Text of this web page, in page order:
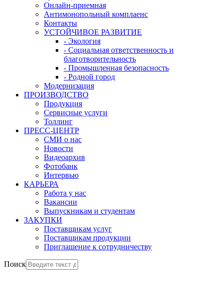
Онлайн-приемная
Антимонопольный комплаенс
Контакты
УСТОЙЧИВОЕ РАЗВИТИЕ
- Экология
- Социальная ответственность и
благотворительность
- Промышленная безопасность
- Родной город
Модернизация
ПРОИЗВОДСТВО
Продукция
Сервисные услуги
Толлинг
ПРЕСС-ЦЕНТР
СМИ о нас
Новости
Видеоархив
Фотобанк
Интервью
КАРЬЕРА
Работа у нас
Вакансии
Выпускникам и студентам
ЗАКУПКИ
Поставщикам услуг
Поставщикам продукции
Приглашение к сотрудничеству
Поиск